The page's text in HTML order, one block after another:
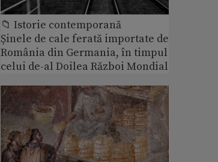
📁 Istorie contemporană
Șinele de cale ferată importate de
România din Germania, în timpul
celui de-al Doilea Război Mondial